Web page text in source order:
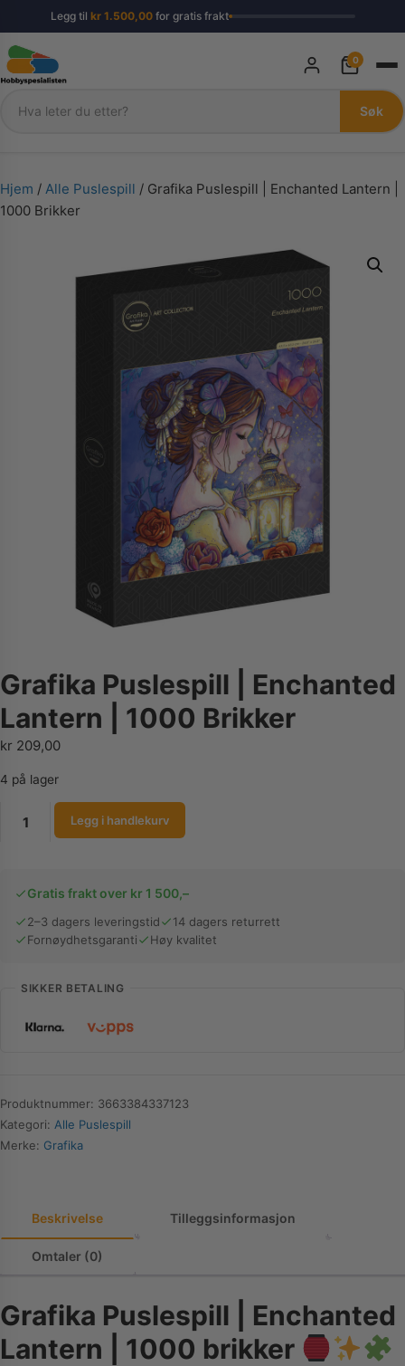
Legg til kr1.500,00for gratis frakt
Søk
Søk
0
Hjem / Alle Puslespill / Grafika Puslespill | Enchanted Lantern |
1000 Brikker
Grafika Puslespill | Enchanted
Lantern | 1000 Brikker
kr 209,00
4 på lager
Puslespill
Lantern
1000
antall
Legg i handlekurv
Gratis frakt over kr 1 500,–
2–3 dagers leveringstid
14 dagers returrett
Fornøydhetsgaranti
Høy kvalitet
SIKKER BETALING
Produktnummer: 3663384337123
Kategori: Alle Puslespill
Merke: Grafika
Beskrivelse Tilleggsinformasjon
Omtaler (0)
Grafika Puslespill | Enchanted
Lantern | 1000 brikker